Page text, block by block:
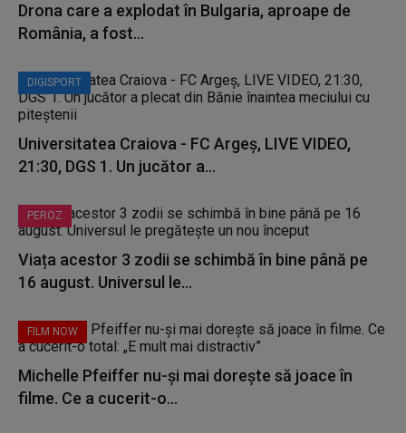
Drona care a explodat în Bulgaria, aproape de
România, a fost...
DIGISPORT
Universitatea Craiova - FC Argeș, LIVE VIDEO,
21:30, DGS 1. Un jucător a...
PEROZ
Viața acestor 3 zodii se schimbă în bine până pe
16 august. Universul le...
FILM NOW
Michelle Pfeiffer nu-și mai dorește să joace în
filme. Ce a cucerit-o...